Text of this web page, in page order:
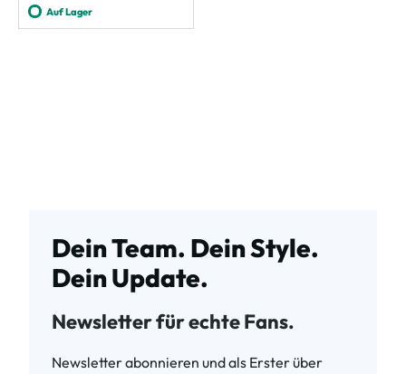
Auf Lager
Dein Team. Dein Style.
Dein Update.
Newsletter für echte Fans.
Newsletter abonnieren und als Erster über